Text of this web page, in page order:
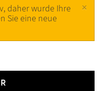
×
daher wurde Ihre
Sie eine neue